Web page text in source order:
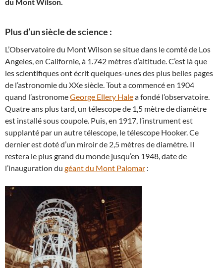
du Mont Wilson.
Plus d’un siècle de science :
L’Observatoire du Mont Wilson se situe dans le comté de Los
Angeles, en Californie, à 1.742 mètres d’altitude. C’est là que
les scientifiques ont écrit quelques-unes des plus belles pages
de l’astronomie du XXe siècle. Tout a commencé en 1904
quand l’astronomeGeorge Ellery Halea fondé l’observatoire.
Quatre ans plus tard, un télescope de 1,5 mètre de diamètre
est installé sous coupole. Puis, en 1917, l’instrument est
supplanté par un autre télescope, le télescope Hooker. Ce
dernier est doté d’un miroir de 2,5 mètres de diamètre. Il
restera le plus grand du monde jusqu’en 1948, date de
l’inauguration du géant du Mont Palomar :